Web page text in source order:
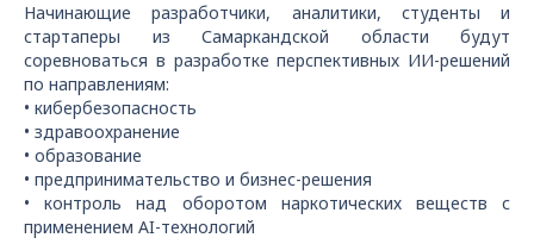
Начинающие разработчики, аналитики, студенты и
стартаперы из Самаркандской области будут
соревноваться в разработке перспективных ИИ-решений
по направлениям:
• кибербезопасность
• здравоохранение
• образование
• предпринимательство и бизнес-решения
• контроль над оборотом наркотических веществ с
применением AI-технологий